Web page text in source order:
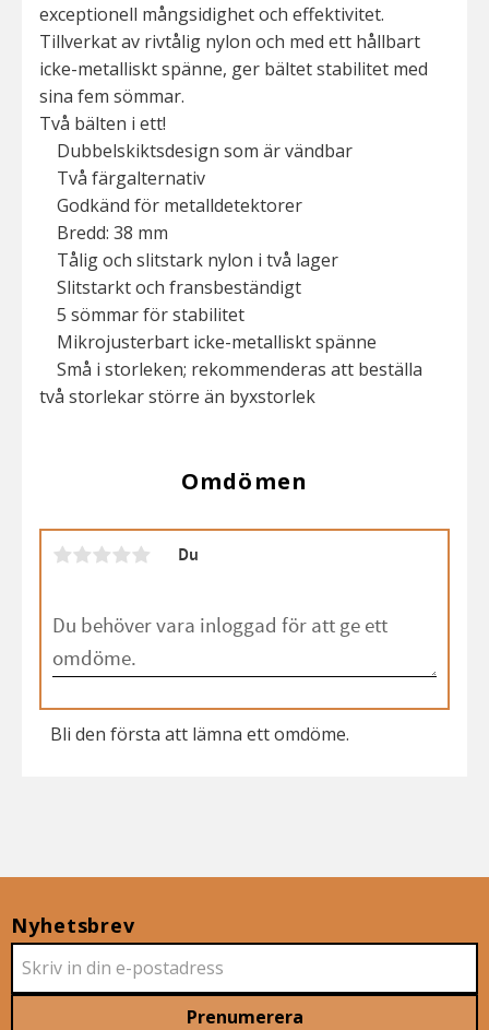
exceptionell mångsidighet och effektivitet.
Tillverkat av rivtålig nylon och med ett hållbart
icke-metalliskt spänne, ger bältet stabilitet med
sina fem sömmar.
Två bälten i ett!
Dubbelskiktsdesign som är vändbar
Två färgalternativ
Godkänd för metalldetektorer
Bredd: 38 mm
Tålig och slitstark nylon i två lager
Slitstarkt och fransbeständigt
5 sömmar för stabilitet
Mikrojusterbart icke-metalliskt spänne
Små i storleken; rekommenderas att beställa
två storlekar större än byxstorlek
Omdömen
Du
Bli den första att lämna ett omdöme.
Nyhetsbrev
Prenumerera